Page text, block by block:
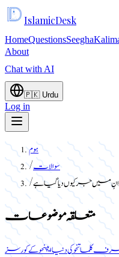
IslamicDesk
HomeQuestionsSeegha
About
Chat with AI
🇵🇰 Urdu
Log in
ہوم
/سوالات
/اوانٍ میں جر کیوں دیا گیا ہے
متعلقہ موضوعات
کلماتنحو کی دنیا ایپنحو کے کورسز